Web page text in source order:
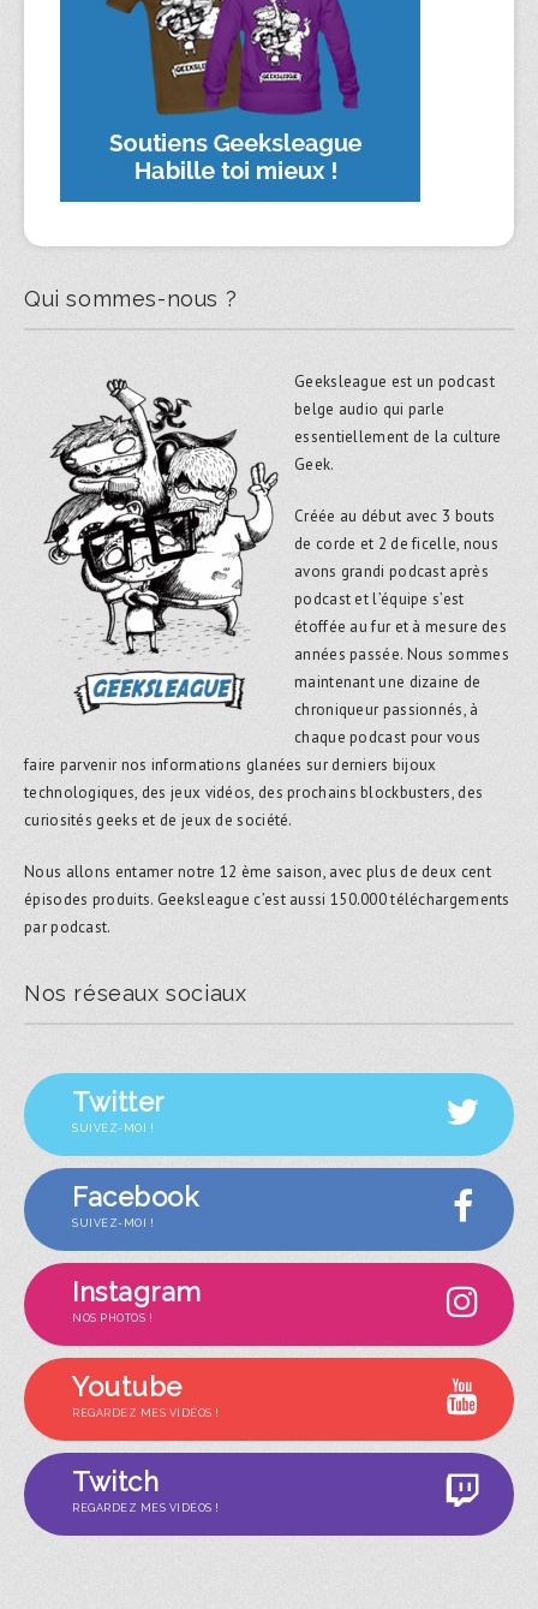
Qui sommes-nous ?
Geeksleague est un podcast
belge audio qui parle
essentiellement de la culture
Geek.
Créée au début avec 3 bouts
de corde et 2 de ficelle, nous
avons grandi podcast après
podcast et l’équipe s’est
étoffée au fur et à mesure des
années passée. Nous sommes
maintenant une dizaine de
chroniqueur passionnés, à
chaque podcast pour vous
faire parvenir nos informations glanées sur derniers bijoux
technologiques, des jeux vidéos, des prochains blockbusters, des
curiosités geeks et de jeux de société.
Nous allons entamer notre 12 ème saison, avec plus de deux cent
épisodes produits. Geeksleague c’est aussi 150.000 téléchargements
par podcast.
Nos réseaux sociaux
Twitter
SUIVEZ-MOI !
Facebook
SUIVEZ-MOI !
Instagram
NOS PHOTOS !
Youtube
REGARDEZ MES VIDÉOS !
Twitch
REGARDEZ MES VIDÉOS !